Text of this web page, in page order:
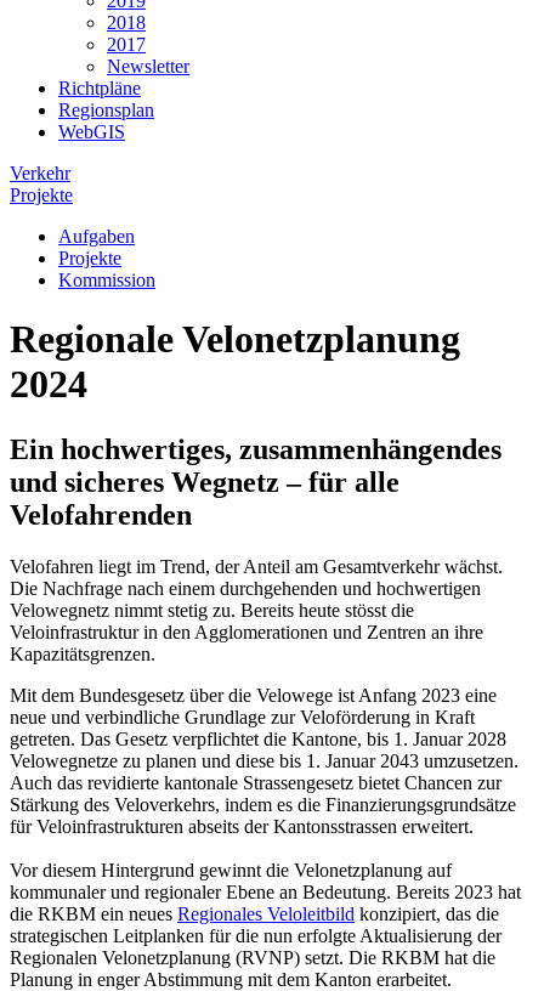
2018
2017
Newsletter
Richtpläne
Regionsplan
WebGIS
Verkehr
Projekte
Aufgaben
Projekte
Kommission
Regionale Velonetzplanung
2024
Ein hochwertiges, zusammenhängendes
und sicheres Wegnetz – für alle
Velofahrenden
Velofahren liegt im Trend, der Anteil am Gesamtverkehr wächst.
Die Nachfrage nach einem durchgehenden und hochwertigen
Velowegnetz nimmt stetig zu. Bereits heute stösst die
Veloinfrastruktur in den Agglomerationen und Zentren an ihre
Kapazitätsgrenzen.
Mit dem Bundesgesetz über die Velowege ist Anfang 2023 eine
neue und verbindliche Grundlage zur Veloförderung in Kraft
getreten. Das Gesetz verpflichtet die Kantone, bis 1. Januar 2028
Velowegnetze zu planen und diese bis 1. Januar 2043 umzusetzen.
Auch das revidierte kantonale Strassengesetz bietet Chancen zur
Stärkung des Veloverkehrs, indem es die Finanzierungsgrundsätze
für Veloinfrastrukturen abseits der Kantonsstrassen erweitert.
Vor diesem Hintergrund gewinnt die Velonetzplanung auf
kommunaler und regionaler Ebene an Bedeutung. Bereits 2023 hat
die RKBM ein neues Regionales Veloleitbild konzipiert, das die
strategischen Leitplanken für die nun erfolgte Aktualisierung der
Regionalen Velonetzplanung (RVNP) setzt. Die RKBM hat die
Planung in enger Abstimmung mit dem Kanton erarbeitet.